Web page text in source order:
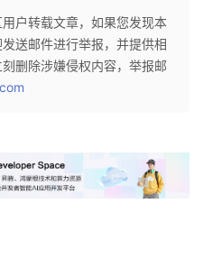
用户转载文章，如果您发现本
送邮件进行举报，并提供相
删除涉嫌侵权内容，举报邮